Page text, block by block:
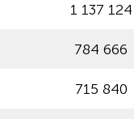
1 137 124
784 666
715 840